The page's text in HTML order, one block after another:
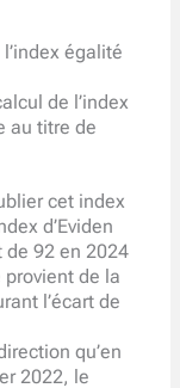
égalité
de l’index
au titre de
cet index
d’Eviden
de 92 en 2024
de la
l’écart de
qu’en
2022, le